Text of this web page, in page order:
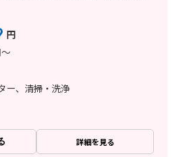
円
ー、清掃・洗浄
詳細を見る